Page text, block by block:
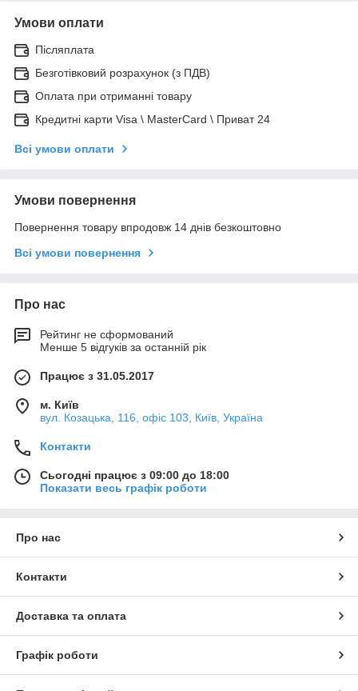
Умови оплати
Післяплата
Безготівковий розрахунок (з ПДВ)
Оплата при отриманні товару
Кредитні карти Visa \ MasterCard \ Приват 24
Всі умови оплати
Умови повернення
Повернення товару впродовж 14 днів безкоштовно
Всі умови повернення
Про нас
Рейтинг не сформований
Менше 5 відгуків за останній рік
Працює з 31.05.2017
м. Київ
вул. Козацька, 116, офіс 103, Київ, Україна
Контакти
Сьогодні працює з 09:00 до 18:00
Показати весь графік роботи
Про нас
Контакти
Доставка та оплата
Графік роботи